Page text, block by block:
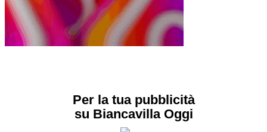
Per la tua pubblicità
su Biancavilla Oggi